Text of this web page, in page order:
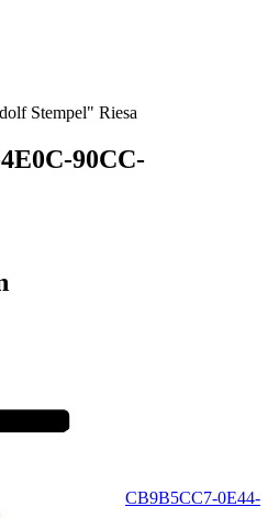
Stempel" Riesa
90CC-
CB9B5CC7-0E44-